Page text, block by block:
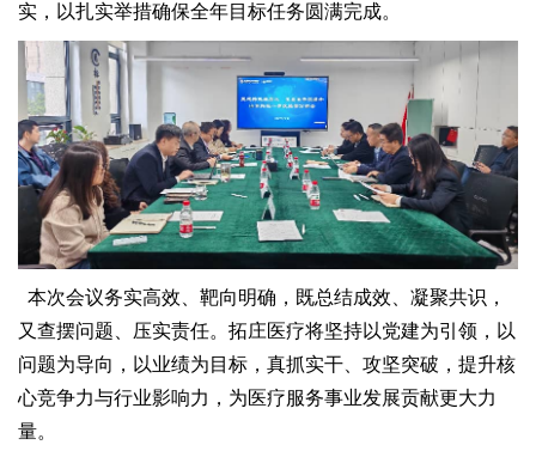
实，以扎实举措确保全年目标任务圆满完成。
本次会议务实高效、靶向明确，既总结成效、凝聚共识，
又查摆问题、压实责任。拓庄医疗将坚持以党建为引领，以
问题为导向，以业绩为目标，真抓实干、攻坚突破，提升核
心竞争力与行业影响力，为医疗服务事业发展贡献更大力
量。